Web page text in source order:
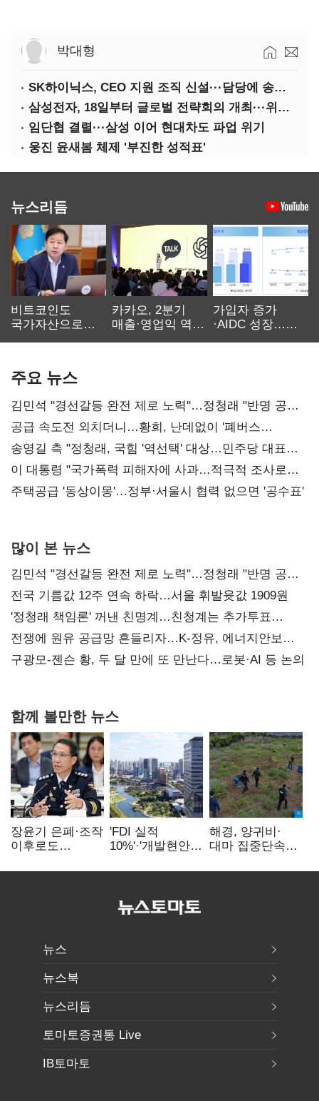
박대형
SK하이닉스, CEO 지원 조직 신설···담당에 송현종 사장 선임
삼성전자, 18일부터 글로벌 전략회의 개최···위기 돌파구 모색
임단협 결렬···삼성 이어 현대차도 파업 위기
웅진 윤새봄 체제 '부진한 성적표'
뉴스리듬
비트코인도
국가자산으로…'
카카오, 2분기
매출·영업익 역대
가입자 증가
·AIDC 성장…
주요 뉴스
김민석 "경선갈등 완전 제로 노력"…정청래 "반명 공세
사과부터"
공급 속도전 외치더니…황희, 난데없이 '폐버스
리모델링' 제안
송영길 측 "정청래, 국힘 '역선택' 대상…민주당 대표로
총선 지휘 못해"
이 대통령 "국가폭력 피해자에 사과…적극적 조사로
진실 밝혀야"
주택공급 '동상이몽'…정부·서울시 협력 없으면 '공수표'
많이 본 뉴스
김민석 "경선갈등 완전 제로 노력"…정청래 "반명 공세
사과부터"
전국 기름값 12주 연속 하락…서울 휘발윳값 1909원
'정청래 책임론' 꺼낸 친명계…친청계는 추가투표
때리기
전쟁에 원유 공급망 흔들리자…K-정유, 에너지안보
핵심으로 재부상
구광모-젠슨 황, 두 달 만에 또 만난다…로봇·AI 등 논의
함께 볼만한 뉴스
장윤기 은폐·조작
이후로도
내부비위…경찰
'FDI 실적
10%'·'개발현안
인천경제청장
해경, 양귀비·
대마 집중단속…
249명 검거
뉴스
뉴스북
뉴스리듬
토마토증권통 Live
IB토마토